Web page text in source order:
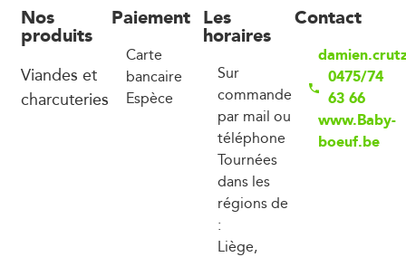
Nos
produits
Viandes et
charcuteries
Paiement
Carte
bancaire
Espèce
Les
horaires
Sur
commande
par mail ou
téléphone
Tournées
dans les
régions de
:
Liège,
Contact
0475/74
63 66
www.Baby-
boeuf.be